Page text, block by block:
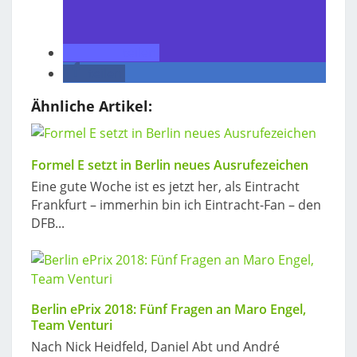
Ähnliche Artikel:
Formel E setzt in Berlin neues Ausrufezeichen
Eine gute Woche ist es jetzt her, als Eintracht
Frankfurt – immerhin bin ich Eintracht-Fan – den
DFB...
Berlin ePrix 2018: Fünf Fragen an Maro Engel,
Team Venturi
Nach Nick Heidfeld, Daniel Abt und André